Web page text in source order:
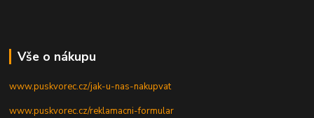
Vše o nákupu
www.puskvorec.cz/jak-u-nas-nakupvat
www.puskvorec.cz/reklamacni-formular